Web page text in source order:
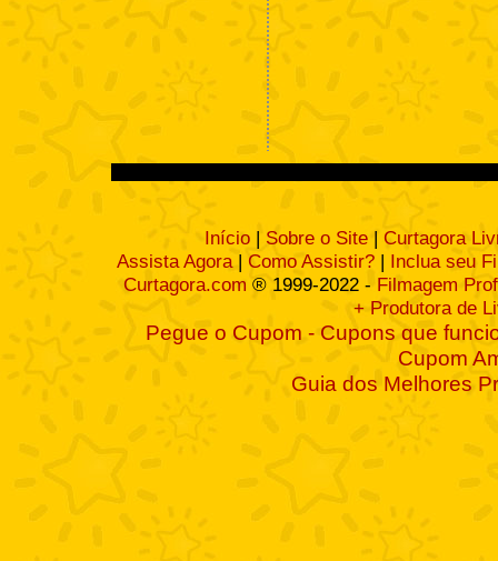
Início | Sobre o Site | Curtagora
Assista Agora| Como Assistir? | Inclua seu
Curtagora.com ® 1999-2022 - Filmagem
+ Produtora de
Pegue o Cupom - Cupons que
Cupom
Guia dos Melhores